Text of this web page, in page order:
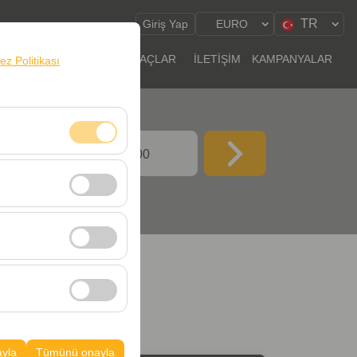
Politikası
Devre dışı
davranışları)
iyileştirmek için
Tümünü onayla
Giriş Yap TR
EURO
NOKTALARI ARAÇLAR İLETİŞİM KAMPANYALAR
09:00